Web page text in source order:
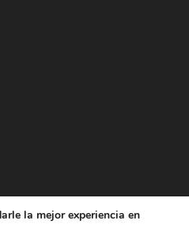
la mejor experiencia en